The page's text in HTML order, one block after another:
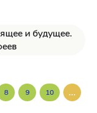
и будущее.
8 9 10 ...